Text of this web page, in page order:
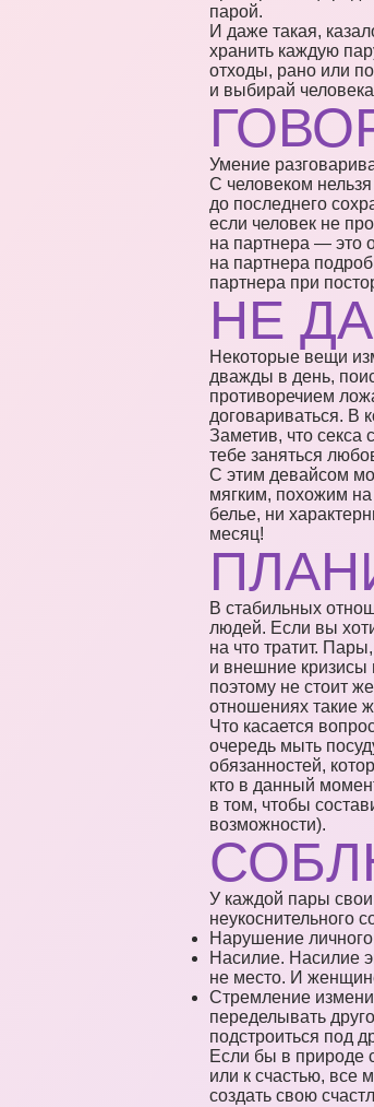
парой.
И даже такая,
хранить каждую
отходы, рано или
и выбирай
Умение
С человеком
до последнего
если человек не
на партнера — это
на партнера
партнера при
НЕ
Некоторые вещи
дважды в день,
противоречием
договариваться. В
Заметив, что секса
тебе заняться
С этим девайсом
мягким, похожим на
белье, ни
месяц!
В стабильных
людей. Если вы
на что тратит.
и внешние кризисы
поэтому не стоит
отношениях такие
Что касается
очередь мыть
обязанностей,
кто в данный
в том, чтобы
возможности).
У каждой пары
неукоснительного
Нарушение
Насилие. Насилие
не место. И
Стремление
переделывать
подстроиться под
Если бы в природе
или к счастью, все
создать свою